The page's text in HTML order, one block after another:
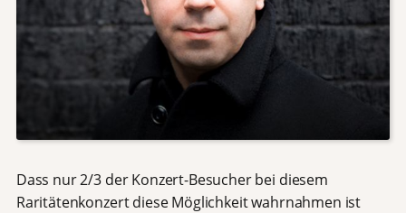
Dass nur 2/3 der Konzert-Besucher bei diesem
Raritätenkonzert diese Möglichkeit wahrnahmen ist